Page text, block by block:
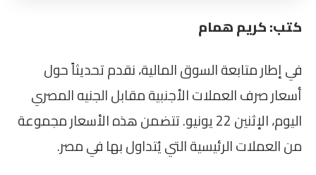
كتب: كريم همام
في إطار متابعة السوق المالية، نقدم تحديثاً حول
أسعار صرف العملات الأجنبية مقابل الجنيه المصري
اليوم، الإثنين 22 يونيو. تتضمن هذه الأسعار مجموعة
من العملات الرئيسية التي يُتداول بها في مصر.